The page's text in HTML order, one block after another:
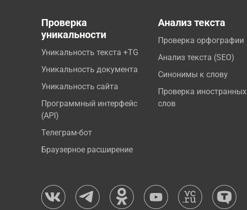
Проверка
уникальности
Уникальность текста +TG
Уникальность документа
Уникальность сайта
Программный интерфейс
(API)
Телеграм-бот
Браузерное расширение
Анализ текста
Проверка орфографии
Анализ текста (SEO)
Синонимы к слову
Проверка иностранных
слов